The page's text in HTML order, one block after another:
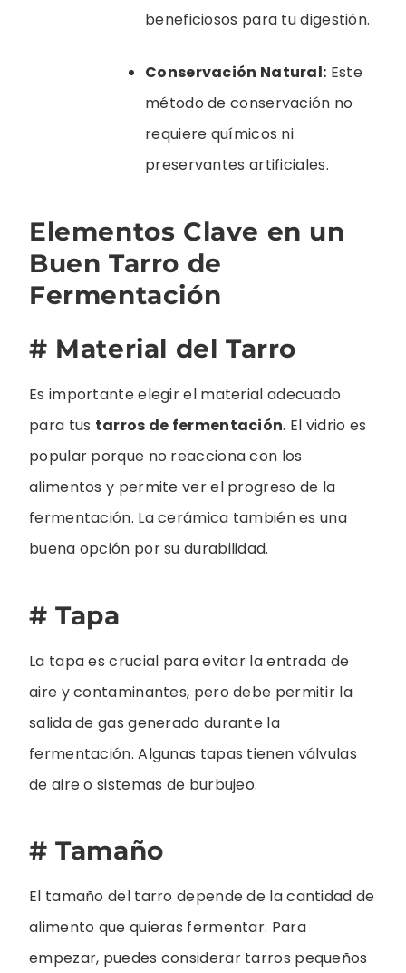
beneficiosos para tu digestión.
Conservación Natural: Este
método de conservación no
requiere químicos ni
preservantes artificiales.
Elementos Clave en un
Buen Tarro de
Fermentación
# Material del Tarro
Es importante elegir el material adecuado
para tus tarros de fermentación. El vidrio es
popular porque no reacciona con los
alimentos y permite ver el progreso de la
fermentación. La cerámica también es una
buena opción por su durabilidad.
# Tapa
La tapa es crucial para evitar la entrada de
aire y contaminantes, pero debe permitir la
salida de gas generado durante la
fermentación. Algunas tapas tienen válvulas
de aire o sistemas de burbujeo.
# Tamaño
El tamaño del tarro depende de la cantidad de
alimento que quieras fermentar. Para
empezar, puedes considerar tarros pequeños